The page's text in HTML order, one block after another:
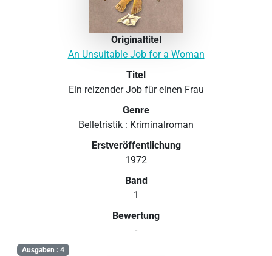
Originaltitel
An Unsuitable Job for a Woman
Titel
Ein reizender Job für einen Frau
Genre
Belletristik : Kriminalroman
Erstveröffentlichung
1972
Band
1
Bewertung
-
Ausgaben : 4